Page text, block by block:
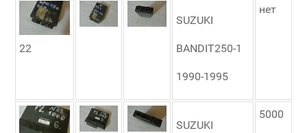
22
SUZUKI
BANDIT250-1
1990-1995
нет
SUZUKI
5000